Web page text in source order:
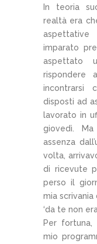
In teoria
realtà era
imparato
aspettato
rispondere
incontrarsi
disposti ad
lavorato in
giovedì.
assenza
volta,
di ricevute
perso il
mia
‘da te non
Per
mio